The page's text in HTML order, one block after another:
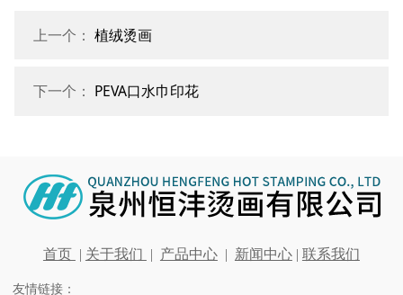
上一个： 植绒烫画
下一个： PEVA口水巾印花
首页 | 关于我们 | 产品中心| 新闻中心| 联系我们
友情链接：